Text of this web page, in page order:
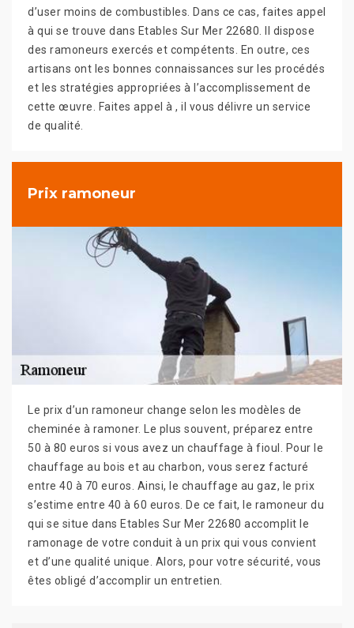
d’user moins de combustibles. Dans ce cas, faites appel
à qui se trouve dans Etables Sur Mer 22680. Il dispose
des ramoneurs exercés et compétents. En outre, ces
artisans ont les bonnes connaissances sur les procédés
et les stratégies appropriées à l’accomplissement de
cette œuvre. Faites appel à , il vous délivre un service
de qualité.
Prix ramoneur
Le prix d’un ramoneur change selon les modèles de
cheminée à ramoner. Le plus souvent, préparez entre
50 à 80 euros si vous avez un chauffage à fioul. Pour le
chauffage au bois et au charbon, vous serez facturé
entre 40 à 70 euros. Ainsi, le chauffage au gaz, le prix
s’estime entre 40 à 60 euros. De ce fait, le ramoneur du
qui se situe dans Etables Sur Mer 22680 accomplit le
ramonage de votre conduit à un prix qui vous convient
et d’une qualité unique. Alors, pour votre sécurité, vous
êtes obligé d’accomplir un entretien.